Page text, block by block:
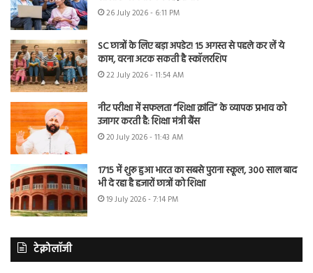
26 July 2026 - 6:11 PM
SC छात्रों के लिए बड़ा अपडेट! 15 अगस्त से पहले कर लें ये
काम, वरना अटक सकती है स्कॉलरशिप
22 July 2026 - 11:54 AM
नीट परीक्षा में सफलता “शिक्षा क्रांति” के व्यापक प्रभाव को
उजागर करती है: शिक्षा मंत्री बैंस
20 July 2026 - 11:43 AM
1715 में शुरू हुआ भारत का सबसे पुराना स्कूल, 300 साल बाद
भी दे रहा है हजारों छात्रों को शिक्षा
19 July 2026 - 7:14 PM
टेक्नोलॉजी